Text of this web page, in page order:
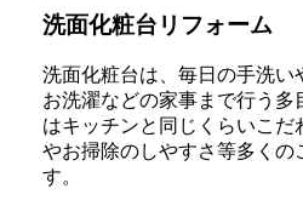
洗面化粧台リフォーム
洗面化粧台は、毎日の手洗い
お洗濯などの家事まで行う多
はキッチンと同じくらいこだ
やお掃除のしやすさ等多くの
す。